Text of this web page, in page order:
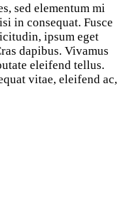
sed elementum mi
in consequat. Fusce
ipsum eget
dapibus. Vivamus
eleifend tellus.
vitae, eleifend ac,